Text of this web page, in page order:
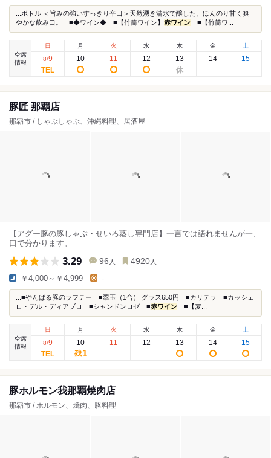
...ボトル ＜旨みの強いすっきり辛口＞天然湧き清水で醸した、ほんのり甘く爽
やかな飲み口。 ■◆ワイン◆ ■【竹筒ワイン】 赤ワイン ■【竹筒ワ...
空席
情報
日
8/9
月
10
火
11
水
12
木
13
金
14
土
15
豚匠 那覇店
那覇市 / しゃぶしゃぶ、沖縄料理、居酒屋
【アグー豚の豚しゃぶ・せいろ蒸し専門店】一言では語れませんが一、
口で分かります。
3.29 96 人 4920 人
￥4,000～￥4,999 -
...■やんばる豚のラフテー ■翠玉（1合） グラス650円 ■カリテラ ■カッシェ
ロ・デル・ディアブロ ■シャンドンロゼ ■赤ワイン ■【麦...
空席
情報
日
8/9
月
10
残1
火
11
水
12
木
13
金
14
土
15
豚ホルモン我那覇焼肉店
那覇市 / ホルモン、焼肉、豚料理